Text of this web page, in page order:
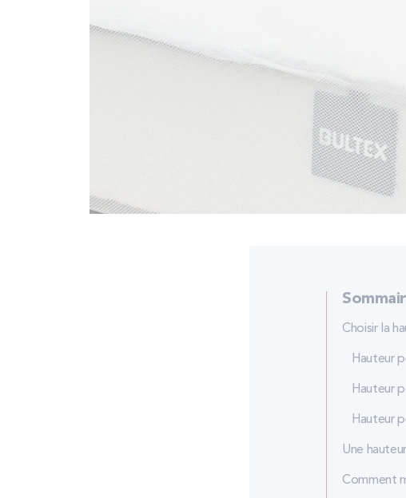
Choisir la
Hauteur
Hauteur
Hauteur
Une
Comment